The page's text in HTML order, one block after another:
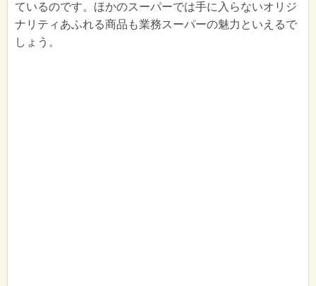
ているのです。ほかのスーパーでは手に入らないオリジ
ナリティあふれる商品も業務スーパーの魅力といえるで
しょう。